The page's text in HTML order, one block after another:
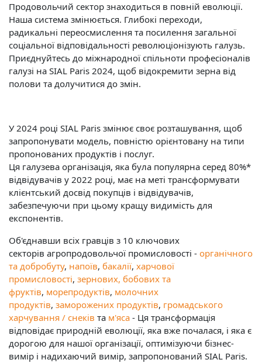
Продовольчий сектор знаходиться в повній еволюції.
Наша система змінюється. Глибокі переходи,
радикальні переосмислення та посилення загальної
соціальної відповідальності революціонізують галузь.
Приєднуйтесь до міжнародної спільноти професіоналів
галузі на SIAL Paris 2024, щоб відокремити зерна від
полови та долучитися до змін.
У 2024 році SIAL Paris змінює своє розташування, щоб
запропонувати модель, повністю орієнтовану на типи
пропонованих продуктів і послуг.
Ця галузева організація, яка була популярна серед 80%*
відвідувачів у 2022 році, має на меті трансформувати
клієнтський досвід покупців і відвідувачів,
забезпечуючи при цьому кращу видимість для
експонентів.
Об'єднавши всіх гравців з 10 ключових
секторів агропродовольчої промисловості - органічного
та добробуту, напоїв, бакалії, харчової
промисловості, зернових, бобових та
фруктів, морепродуктів, молочних
продуктів, заморожених продуктів, громадського
харчування / снеків та м'яса - Ця трансформація
відповідає природній еволюції, яка вже почалася, і яка є
дорогою для нашої організації, оптимізуючи бізнес-
вимір і надихаючий вимір, запропонований SIAL Paris.